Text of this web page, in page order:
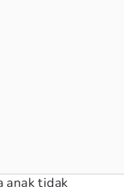
anak tidak